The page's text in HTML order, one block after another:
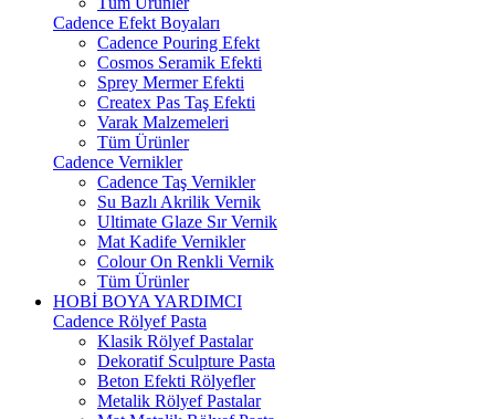
Cadence Efekt Boyaları
Cadence Pouring Efekt
Cosmos Seramik Efekti
Sprey Mermer Efekti
Createx Pas Taş Efekti
Varak Malzemeleri
Tüm Ürünler
Cadence Vernikler
Cadence Taş Vernikler
Su Bazlı Akrilik Vernik
Ultimate Glaze Sır Vernik
Mat Kadife Vernikler
Colour On Renkli Vernik
Tüm Ürünler
HOBİ BOYA YARDIMCI
Cadence Rölyef Pasta
Klasik Rölyef Pastalar
Dekoratif Sculpture Pasta
Beton Efekti Rölyefler
Metalik Rölyef Pastalar